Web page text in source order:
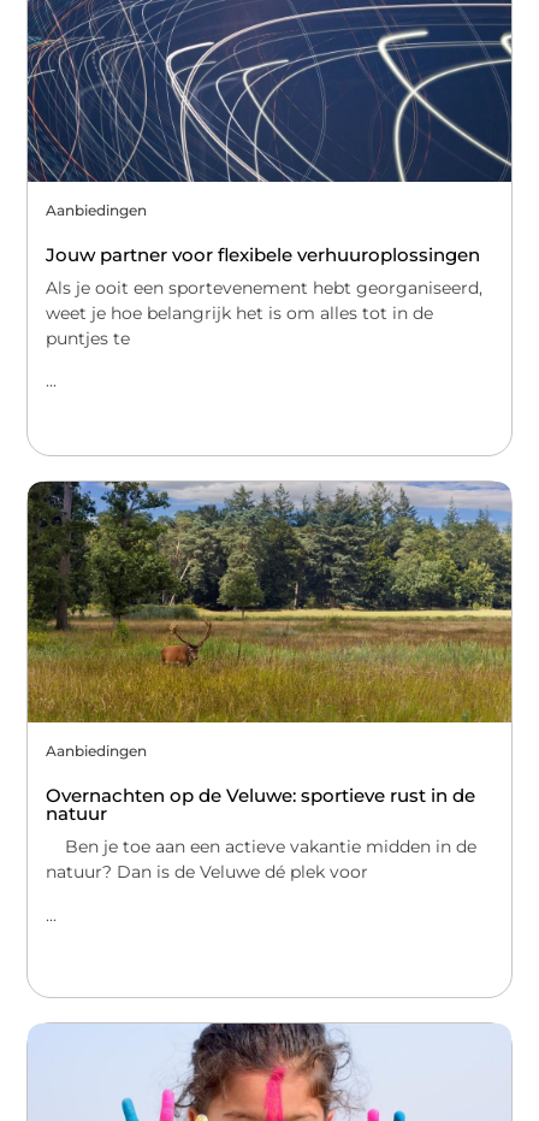
Aanbiedingen
Jouw partner voor flexibele verhuuroplossingen
Als je ooit een sportevenement hebt georganiseerd,
weet je hoe belangrijk het is om alles tot in de
puntjes te
...
Aanbiedingen
Overnachten op de Veluwe: sportieve rust in de
natuur
Ben je toe aan een actieve vakantie midden in de
natuur? Dan is de Veluwe dé plek voor
...